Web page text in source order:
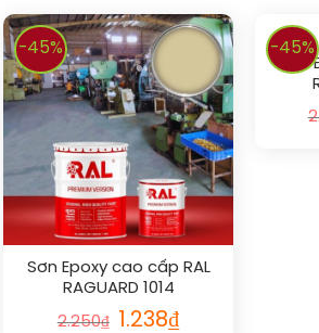
-45%
Sơn Epoxy cao cấp RAL
RAGUARD 1014
2.250₫ 1.238₫
-45%
Sơn